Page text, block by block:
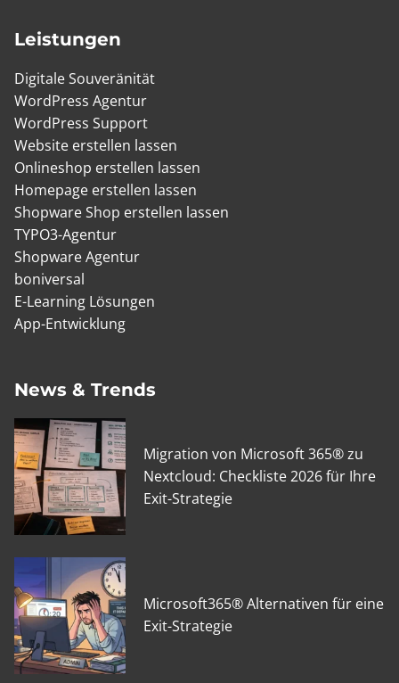
Leistungen
Digitale Souveränität
WordPress Agentur
WordPress Support
Website erstellen lassen
Onlineshop erstellen lassen
Homepage erstellen lassen
Shopware Shop erstellen lassen
TYPO3-Agentur
Shopware Agentur
boniversal
E-Learning Lösungen
App-Entwicklung
News & Trends
Migration von Microsoft 365® zu
Nextcloud: Checkliste 2026 für Ihre
Exit-Strategie
Microsoft365® Alternativen für eine
Exit-Strategie